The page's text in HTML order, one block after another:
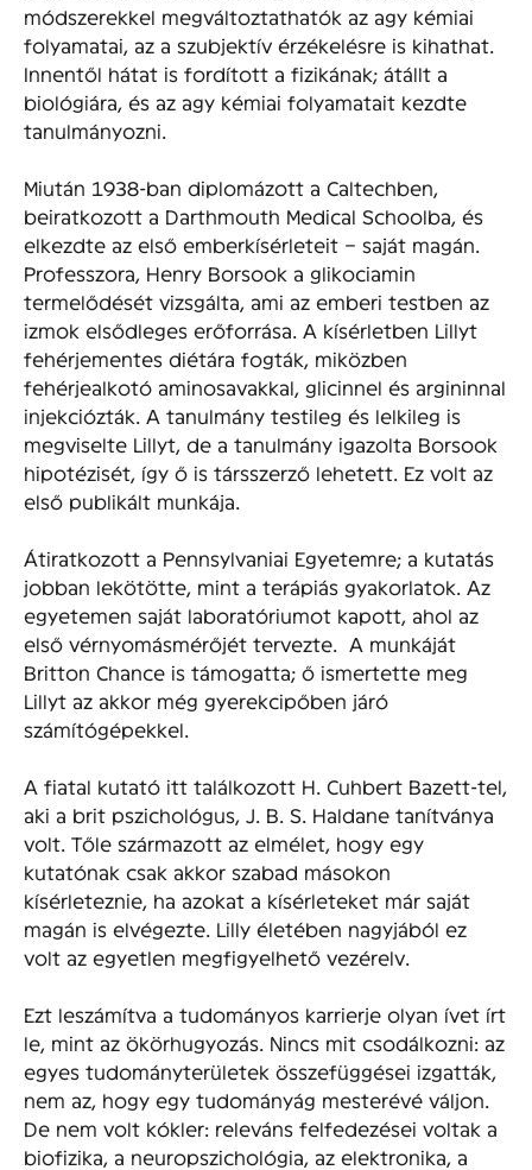
módszerekkel megváltoztathatók az agy kémiai
folyamatai, az a szubjektív érzékelésre is kihathat.
Innentől hátat is fordított a fizikának; átállt a
biológiára, és az agy kémiai folyamatait kezdte
tanulmányozni.
Miután 1938-ban diplomázott a Caltechben,
beiratkozott a Darthmouth Medical Schoolba, és
elkezdte az első emberkísérleteit – saját magán.
Professzora, Henry Borsook a glikociamin
termelődését vizsgálta, ami az emberi testben az
izmok elsődleges erőforrása. A kísérletben Lillyt
fehérjementes diétára fogták, miközben
fehérjealkotó aminosavakkal, glicinnel és argininnal
injekciózták. A tanulmány testileg és lelkileg is
megviselte Lillyt, de a tanulmány igazolta Borsook
hipotézisét, így ő is társszerző lehetett. Ez volt az
első publikált munkája.
Átiratkozott a Pennsylvaniai Egyetemre; a kutatás
jobban lekötötte, mint a terápiás gyakorlatok. Az
egyetemen saját laboratóriumot kapott, ahol az
első vérnyomásmérőjét tervezte. A munkáját
Britton Chance is támogatta; ő ismertette meg
Lillyt az akkor még gyerekcipőben járó
számítógépekkel.
A fiatal kutató itt találkozott H. Cuhbert Bazett-tel,
aki a brit pszichológus, J. B. S. Haldane tanítványa
volt. Tőle származott az elmélet, hogy egy
kutatónak csak akkor szabad másokon
kísérleteznie, ha azokat a kísérleteket már saját
magán is elvégezte. Lilly életében nagyjából ez
volt az egyetlen megfigyelhető vezérelv.
Ezt leszámítva a tudományos karrierje olyan ívet írt
le, mint az ökörhugyozás. Nincs mit csodálkozni: az
egyes tudományterületek összefüggései izgatták,
nem az, hogy egy tudományág mesterévé váljon.
De nem volt kókler: releváns felfedezései voltak a
biofizika, a neuropszichológia, az elektronika, a